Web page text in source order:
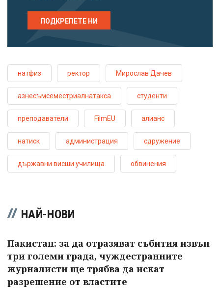
ПОДКРЕПЕТЕ НИ
натфиз ректор Мирослав Дачев
азнесъмсеместриалнатакса студенти
преподаватели FilmEU алианс
натиск администрация сдружение
държавни висши училища обвинения
НАЙ-НОВИ
Пакистан: за да отразяват събития извън
три големи града, чуждестранните
журналисти ще трябва да искат
разрешение от властите